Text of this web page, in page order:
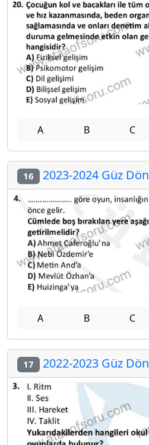
A B C
16 2023-2024 Güz
A B C
17 2022-2023 Güz